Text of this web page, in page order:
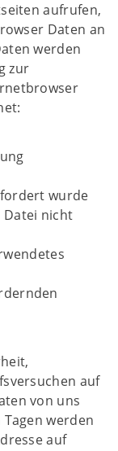
aufrufen,
Daten an
werden
zur
wurde
nicht
auf
von uns
werden
auf